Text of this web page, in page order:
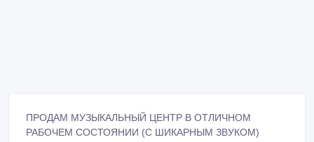
ПРОДАМ МУЗЫКАЛЬНЫЙ ЦЕНТР В ОТЛИЧНОМ